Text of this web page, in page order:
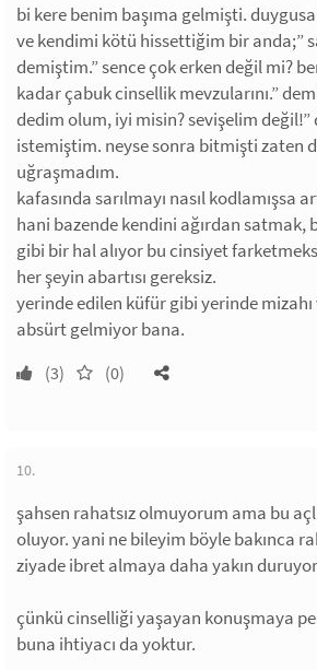
bi kere benim başıma gelmişti.
ve kendimi kötü hissettiğim bir anda;”
demiştim.” sence çok erken değil mi?
kadar çabuk cinsellik mevzularını.”
dedim olum, iyi misin? sevişelim
istemiştim. neyse sonra bitmişti zaten
uğraşmadım.
kafasında sarılmayı nasıl kodlamışsa
hani bazende kendini ağırdan satmak,
gibi bir hal alıyor bu cinsiyet
her şeyin abartısı gereksiz.
yerinde edilen küfür gibi yerinde mizahı
absürt gelmiyor bana.
(3) (0)
10.
şahsen rahatsız olmuyorum ama bu
oluyor. yani ne bileyim böyle bakınca
ziyade ibret almaya daha yakın
çünkü cinselliği yaşayan konuşmaya
buna ihtiyacı da yoktur.